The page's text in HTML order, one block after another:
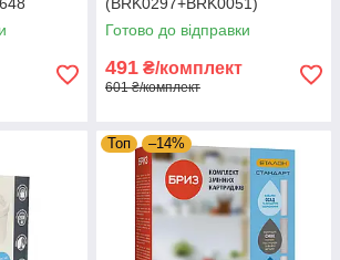
Готово до відправки
491 ₴/комплект
601 ₴/комплект
Топ –14%